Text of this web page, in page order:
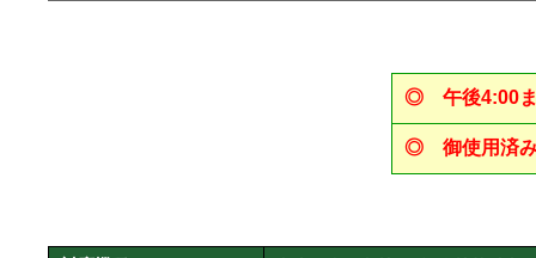
◎ 午後4:00
◎ 御使用済